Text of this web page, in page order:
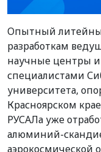
Опытный
разработкам
научные центры и
специалистами
университета,
Красноярском
РУСАЛа уже
алюминий-
аэрокосмической